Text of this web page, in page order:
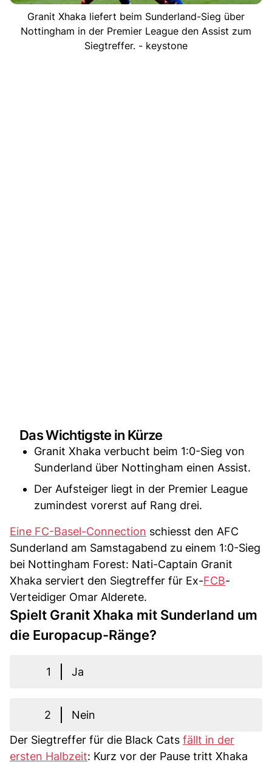
Granit Xhaka liefert beim Sunderland-Sieg über
Nottingham in der Premier League den Assist zum
Siegtreffer. - keystone
Das Wichtigste in Kürze
Granit Xhaka verbucht beim 1:0-Sieg von
Sunderland über Nottingham einen Assist.
Der Aufsteiger liegt in der Premier League
zumindest vorerst auf Rang drei.
Eine FC-Basel-Connection schiesst den AFC
Sunderland am Samstagabend zu einem 1:0-Sieg
bei Nottingham Forest: Nati-Captain Granit
Xhaka serviert den Siegtreffer für Ex-FCB-
Verteidiger Omar Alderete.
Spielt Granit Xhaka mit Sunderland um
die Europacup-Ränge?
1 Ja
2
Nein
Der Siegtreffer für die Black Cats fällt in der
ersten Halbzeit: Kurz vor der Pause tritt Xhaka